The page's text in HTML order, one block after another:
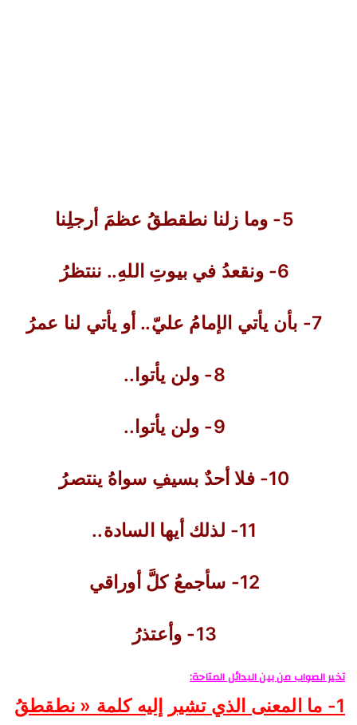
5- وما زلنا نطقطقُ عظمَ أرجلِنا
6- ونقعدُ في بيوتِ اللهِ.. ننتظرُ
7- بأن يأتي الإمامُ عليّ.. أو يأتي لنا عمرُ
8- ولن يأتوا..
9- ولن يأتوا..
10- فلا أحدٌ بسيفِ سواهُ ينتصرُ
11- لذلك أيها السادة..
12- سأجمعُ كلَّ أوراقي
13- وأعتذرُ
تخير الصواب من بين البدائل المتاحة:
1- ما المعنى الذي تشير إليه كلمة « نطقطقُ